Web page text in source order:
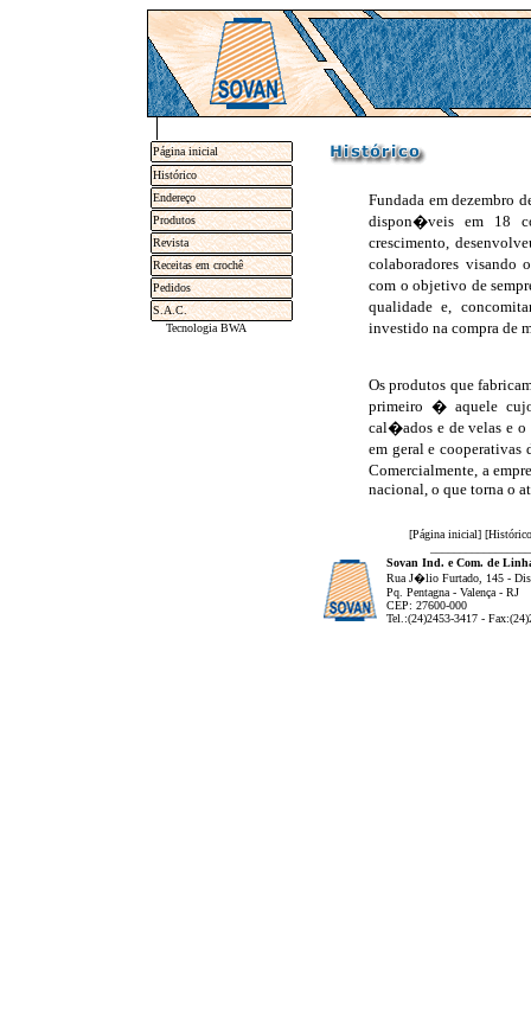
Página inicial
Histórico
Endereço
Produtos
Revista
Receitas em crochê
Pedidos
S.A.C.
Tecnologia BWA
Fundada em dezembro
dispon�veis em 18
crescimento,
colaboradores
com o objetivo de
qualidade e,
investido na compra de
Os produtos que
primeiro � aquele
cal�ados e de velas e o
em geral e
Comercialmente, a
nacional, o que torna o
[Página inicial] [Histórico
Sovan Ind. e Com. de
Rua J�lio Furtado, 145 -
Pq. Pentagna - Valença - RJ
CEP: 27600-000
Tel.:(24)2453-3417 -